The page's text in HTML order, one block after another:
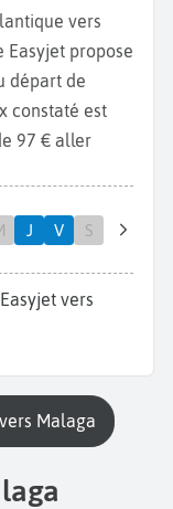
vers
Easyjet propose
départ de
constaté est
97 € aller
J V S
Malaga